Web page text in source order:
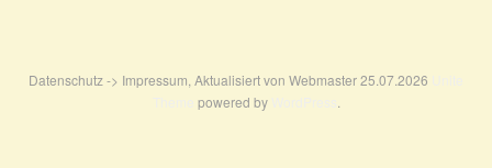
Datenschutz -> Impressum, Aktualisiert von Webmaster 25.07.2026 Unite
Theme powered by WordPress